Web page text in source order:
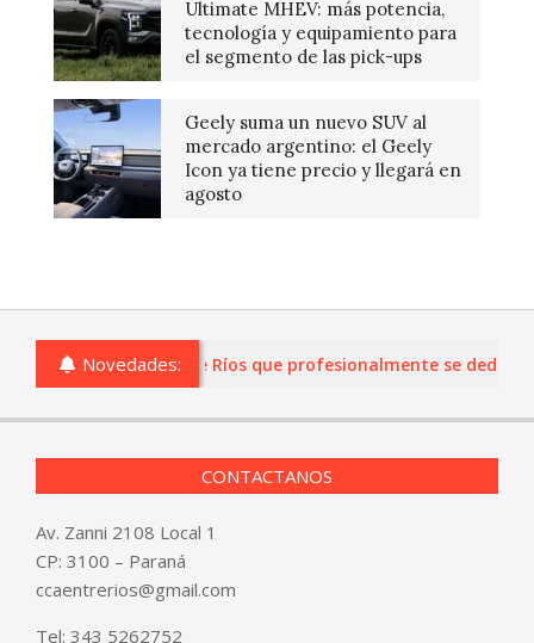
Ultimate MHEV: más potencia,
tecnología y equipamiento para
el segmento de las pick-ups
Geely suma un nuevo SUV al
mercado argentino: el Geely
Icon ya tiene precio y llegará en
agosto
Novedades:
o comercios de Entre Ríos que profesionalmente se
CONTACTANOS
Av. Zanni 2108 Local 1
CP: 3100 – Paraná
ccaentrerios@gmail.com
Tel: 343 5262752